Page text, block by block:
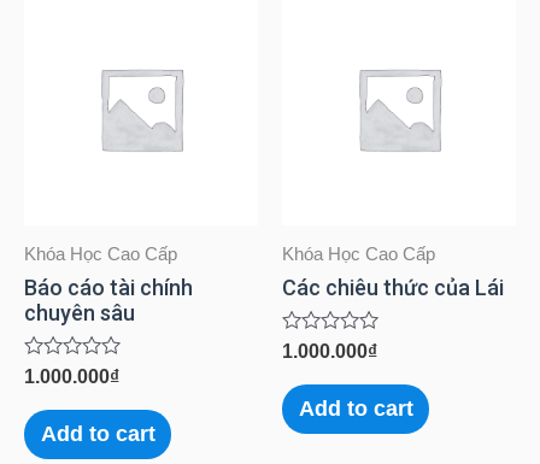
Khóa Học Cao Cấp
Báo cáo tài chính
chuyên sâu
Rated
out
of
5
1.000.000₫
Add to cart
Khóa Học Cao Cấp
Các chiêu thức của Lái
Rated
out
of
5
1.000.000₫
Add to cart